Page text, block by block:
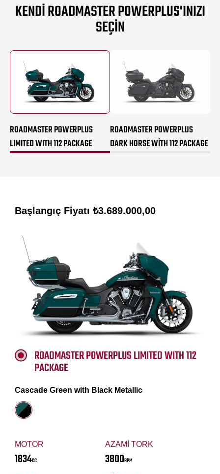
KENDI ROADMASTER POWERPLUS'INIZI
SEÇIN
ROADMASTER POWERPLUS
LIMITED WITH 112 PACKAGE
ROADMASTER POWERPLUS
DARK HORSE WITH 112 PACKAGE
Başlangıç Fiyatı ₺3.689.000,00
MOTOR
1834CC
AZAMİ TORK
3800RPM
ROADMASTER POWERPLUS LIMITED WITH 112
PACKAGE
Cascade Green with Black Metallic